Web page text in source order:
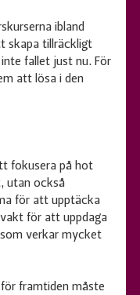
ibland
skapa tillräckligt
fallet just nu. För
att lösa i den
fokusera på hot
utan också
för att upptäcka
för att uppdaga
verkar mycket
framtiden måste